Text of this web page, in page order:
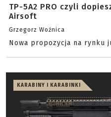
TP-5A2 PRO czyli
Airsoft
Grzegorz Woźnica
Nowa propozycja na rynku
KARABINY I KARABINKI